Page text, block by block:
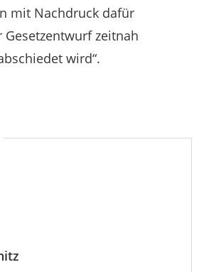
mit Nachdruck dafür
Gesetzentwurf zeitnah
wird“.